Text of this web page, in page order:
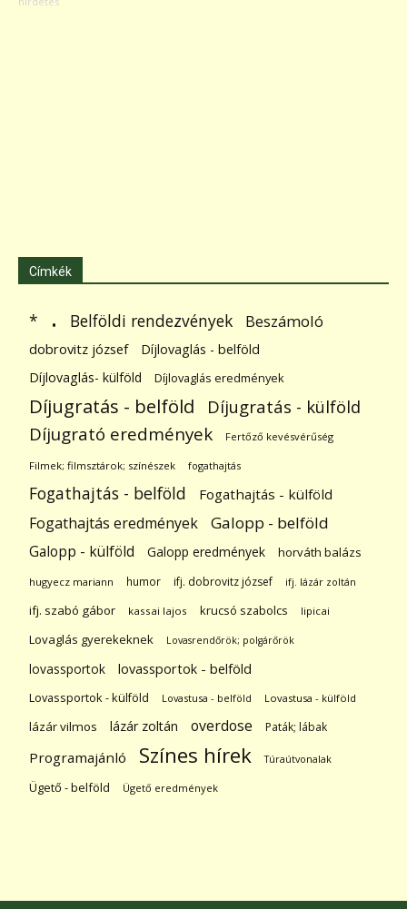
Címkék
* . Belföldi rendezvények Beszámoló
dobrovitz józsef
Díjlovaglás - belföld
Díjlovaglás- külföld
Díjlovaglás eredmények
Díjugratás - belföld Díjugratás - külföld
Díjugrató eredmények Fertőző kevésvérűség
Filmek; filmsztárok; színészek fogathajtás
Fogathajtás - belföld Fogathajtás - külföld
Fogathajtás eredmények Galopp - belföld
Galopp - külföld Galopp eredmények horváth balázs
hugyecz mariann humor ifj. dobrovitz józsef ifj. lázár zoltán
ifj. szabó gábor kassai lajos krucsó szabolcs lipicai
Lovaglás gyerekeknek Lovasrendőrök; polgárőrök
lovassportok lovassportok - belföld
Lovassportok - külföld Lovastusa - belföld Lovastusa - külföld
lázár vilmos lázár zoltán overdose Paták; lábak
Programajánló Színes hírek Túraútvonalak
Ügető - belföld Ügető eredmények